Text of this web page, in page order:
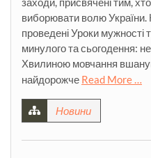
виборювати волю України.
проведені Уроки мужності
минулого та сьогодення:
Хвилиною мовчання
найдорожче Read More …
Новини